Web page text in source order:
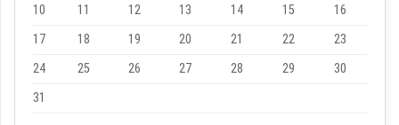
10
11 12 13 14 15
16
17
18 19 20 21 22
23
24
25 26 27 28 29
30
31